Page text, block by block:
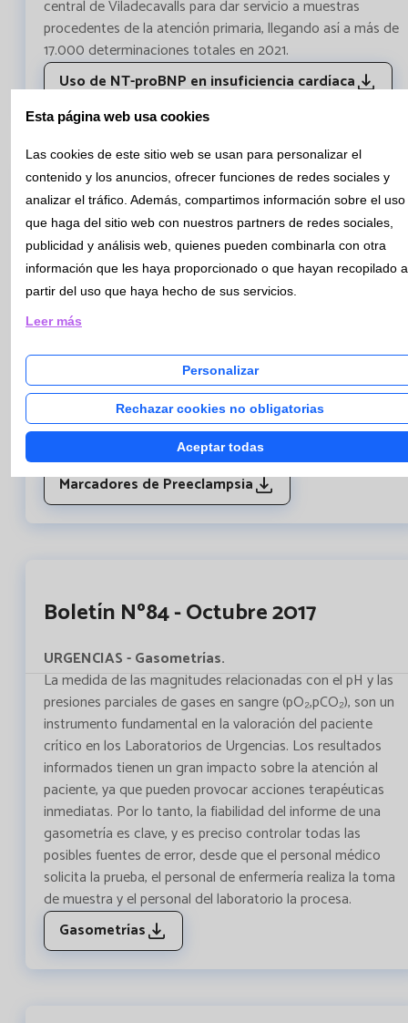
central de Viladecavalls para dar servicio a muestras
procedentes de la atención primaria, llegando así a más de
17.000 determinaciones totales en 2021.
Uso de NT-proBNP en insuficiencia cardíaca
Boletín Nº91 - Mayo 2018
URGENCIAS - Marcadores de Preeclampsia
La Preeclampsia es un trastorno hipertensivo del
embarazo, que causa una importante morbi-mortalidad
materno-fetal, que afecta al 2-8% de los embarazos. En los
determinar marcadores de predicción de riesgo de
preeclampsia, teniendo como reto, identificar a las mujeres
con mayor riesgo, así como estrategias para reducir su
prevalencia. En Catlab hemos empezado a utilizar como
marcador de preeclampsia el ratio sFlt-1/PlGF.
Marcadores de Preeclampsia
Boletín Nº84 - Octubre 2017
URGENCIAS - Gasometrías.
La medida de las magnitudes relacionadas con el pH y las
presiones parciales de gases en sangre (pO₂,pCO₂), son un
instrumento fundamental en la valoración del paciente
crítico en los Laboratorios de Urgencias. Los resultados
informados tienen un gran impacto sobre la atención al
paciente, ya que pueden provocar acciones terapéuticas
inmediatas. Por lo tanto, la fiabilidad del informe de una
gasometría es clave, y es preciso controlar todas las
posibles fuentes de error, desde que el personal médico
solicita la prueba, el personal de enfermería realiza la toma
de muestra y el personal del laboratorio la procesa.
Gasometrías
Esta página web usa cookies
Las cookies de este sitio web se usan para personalizar el
contenido y los anuncios, ofrecer funciones de redes sociales y
analizar el tráfico. Además, compartimos información sobre el uso
que haga del sitio web con nuestros partners de redes sociales,
publicidad y análisis web, quienes pueden combinarla con otra
información que les haya proporcionado o que hayan recopilado a
partir del uso que haya hecho de sus servicios.
Leer más
Personalizar
Rechazar cookies no obligatorias
Aceptar todas